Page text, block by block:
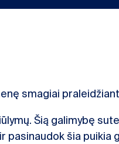
smagiai
Šią galimybę
šia puikia